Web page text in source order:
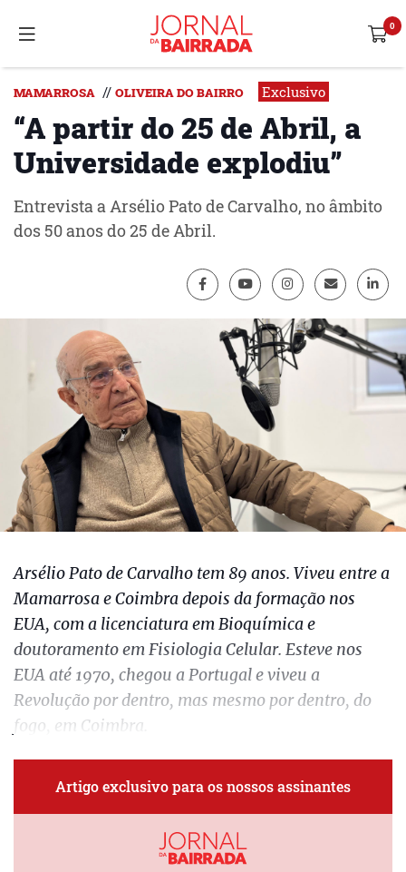
MAMARROSA // OLIVEIRA DO BAIRRO Exclusivo
“A partir do 25 de Abril, a
Universidade explodiu”
Entrevista a Arsélio Pato de Carvalho, no âmbito
dos 50 anos do 25 de Abril.
Arsélio Pato de Carvalho tem 89 anos. Viveu entre a
Mamarrosa e Coimbra depois da formação nos
EUA, com a licenciatura em Bioquímica e
doutoramento em Fisiologia Celular. Esteve nos
EUA até 1970, chegou a Portugal e viveu a
Revolução por dentro, mas mesmo por dentro, do
fogo, em Coimbra.
Artigo exclusivo para os nossos assinantes